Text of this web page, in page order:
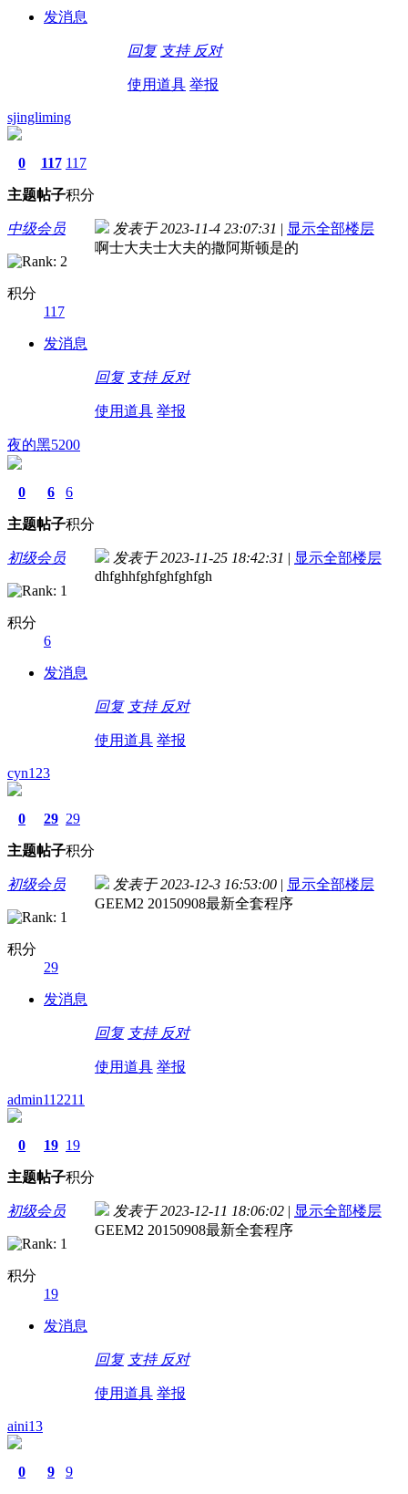
发消息
回复 支持 反对
使用道具 举报
sjingliming
0
主题
117
帖子
117
积分
中级会员
积分
117
发消息
发表于 2023-11-4 23:07:31 | 显示全部楼层
啊士大夫士大夫的撒阿斯顿是的
回复 支持 反对
使用道具 举报
夜的黑5200
0
主题
6
帖子
6
积分
初级会员
积分
6
发消息
发表于 2023-11-25 18:42:31 | 显示全部楼层
dhfghhfghfghfghfgh
回复 支持 反对
使用道具 举报
cyn123
0
主题
29
帖子
29
积分
初级会员
积分
29
发消息
发表于 2023-12-3 16:53:00 | 显示全部楼层
GEEM2 20150908最新全套程序
回复 支持 反对
使用道具 举报
admin112211
0
主题
19
帖子
19
积分
初级会员
积分
19
发消息
发表于 2023-12-11 18:06:02 | 显示全部楼层
GEEM2 20150908最新全套程序
回复 支持 反对
使用道具 举报
aini13
0 9 9